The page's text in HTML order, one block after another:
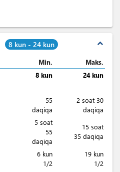
8 kun - 24 kun expand_less
Min.
Maks.
8 kun
24 kun
55
daqiqa
2 soat 30
daqiqa
5 soat
55
daqiqa
15 soat
35 daqiqa
6 kun
1/2
19 kun
1/2